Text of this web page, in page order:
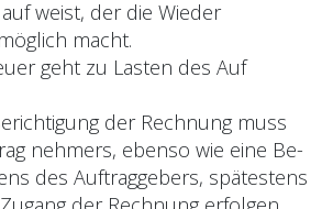
weist, der die Wieder
macht.
geht zu Lasten des Auf
der Rechnung muss
nehmers, ebenso wie eine Be-
des Auftraggebers, spätestens